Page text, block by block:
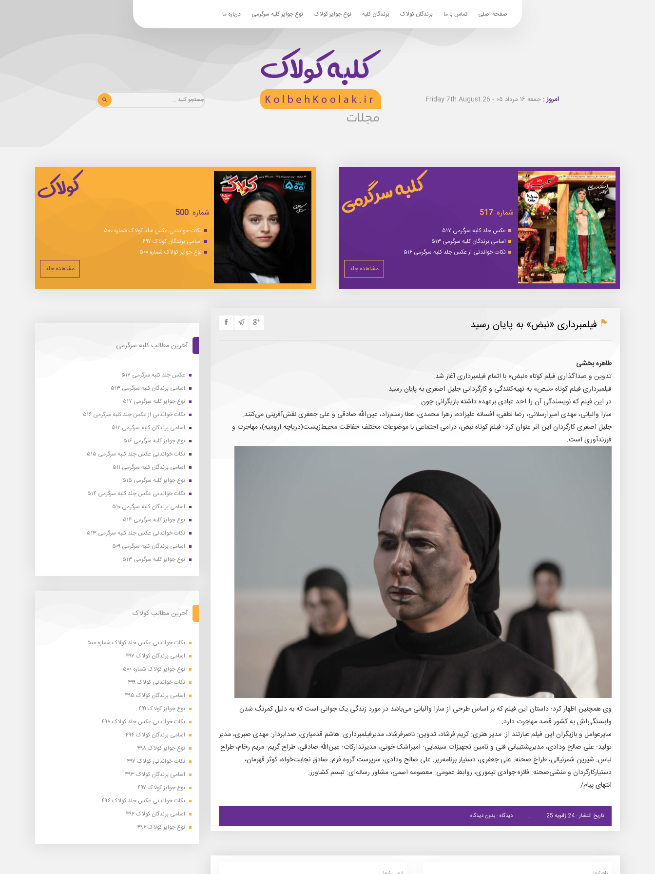
صفحه اصلی تماس با ما برندگان کولاک برندگان کلبه نوع جوایز کولاک نوع جوایز کلبه سرگرمی درباره ما
امروز : جمعه ۱۶ مرداد ۰۵ - Friday 7th August 26
شماره :517
عکس جلد کلبه سرگرمی ۵۱۷
اسامی برندگان کلبه سرگرمی ۵۱۳
نکات خواندنی از عکس جلد کلبه سرگرمی ۵۱۶
مشاهده جلد
شماره :500
نکات خواندنی عکس جلد کولاک شماره ۵۰۰
اسامی برندگان کولاک ۴۹۷
نوع جوایز کولاک شماره ۵۰۰
مشاهده جلد
فیلمبرداری «نبض» به پایان رسید
طاهره بخشی
تدوین و صداگذاری فیلم کوتاه «نبض» با اتمام فیلمبرداری آغاز شد.
فیلمبرداری فیلم کوتاه «نبض» به تهیه‌کنندگی و کارگردانی جلیل اصغری به پایان رسید.
در این فیلم که نویسندگی آن را احد عبادی برعهده داشته بازیگرانی چون
سارا والیانی، مهدی امیرارسلانی، رضا لطفی، افسانه علیزاده، زهرا محمدی، عطا رستم‌زاد، عین‌الله صادقی و علی جعفری نقش‌آفرینی می‌کنند.
جلیل اصغری کارگردان این اثر عنوان کرد: فیلم کوتاه نبض، درامی اجتماعی با موضوعات مختلف حفاظت محیط‌زیست(دریاچه ارومیه)، مهاجرت و
فرزندآوری است.
وی همچنین اظهار کرد: داستان این فیلم که بر اساس طرحی از سارا والیانی می‌باشد در مورد زندگی یک جوانی است که به دلیل کمرنگ شدن
وابستگی‌اش به کشور قصد مهاجرت دارد.
سایرعوامل و بازیگران این فیلم عبارتند از: مدیر هنری: کریم فرشاد، تدوین: ناصرفرشاد، مدیرفیلمبرداری: هاشم قدمیاری، صدابردار: مهدی صبری، مدیر
تولید: علی صالح ودادی، مدیرپشتیبانی فنی و تامین تجهیزات سینمایی: امیراشک خونی، مدیرتدارکات: عین‌الله صادقی، طراح گریم: مریم رخام، طراح
لباس: شیرین شمزنیالی، طراح صحنه: علی جعفری، دستیار برنامه‌ریز: علی صالح ودادی، سرپرست گروه فرم: صادق نجابت‌خواه، کوثر قهرمان،
دستیارکارگردان و منشی‌صحنه: فائزه جوادی تیموری، روابط عمومی: معصومه اسمی، مشاور رسانه‌ای: تبسم کشاورز.
انتهای پیام/
تاریخ انتشار : 24 ژانویه 25 دیدگاه : بدون دیدگاه
آخرین مطالب کلبه سرگرمی
عکس جلد کلبه سرگرمی ۵۱۷
اسامی برندگان کلبه سرگرمی ۵۱۳
نوع جوایز کلبه سرگرمی ۵۱۷
نکات خواندنی از عکس جلد کلبه سرگرمی ۵۱۶
اسامی برندگان کلبه سرگرمی ۵۱۲
نوع جوایز کلبه سرگرمی ۵۱۶
نکات خواندنی عکس جلد کلبه سرگرمی ۵۱۵
اسامی برندگان کلبه سرگرمی ۵۱۱
نوع جوایز کلبه سرگرمی ۵۱۵
نکات خواندنی عکس جلد کلبه سرگرمی ۵۱۴
اسامی برندگان کلبه سرگرمی ۵۱۰
نوع جوایز کلبه سرگرمی ۵۱۴
نکات خواندنی عکس جلد کلبه سرگرمی ۵۱۳
اسامی برندگان کلبه سرگرمی ۵۰۹
نوع جوایز کلبه سرگرمی ۵۱۳
آخرین مطالب کولاک
نکات خواندنی عکس جلد کولاک شماره ۵۰۰
اسامی برندگان کولاک ۴۹۷
نوع جوایز کولاک شماره ۵۰۰
نکات خواندنی کولاک ۴۹۹
اسامی برندگان کولاک ۴۹۵
نوع جوایز کولاک ۴۹۹
نکات خواندنی عکس جلد کولاک ۴۹۸
اسامی برندگان کولاک ۴۹۴
نوع جوایز کولاک ۴۹۸
نکات خواندنی کولاک ۴۹۷
اسامی برندگان کولاک ۴۹۳
نوع جوایز کولاک ۴۹۷
نکات خواندنی عکس جلد کولاک ۴۹۶
اسامی برندگان کولاک ۴۹۲
نوع جوایز کولاک ۴۹۶